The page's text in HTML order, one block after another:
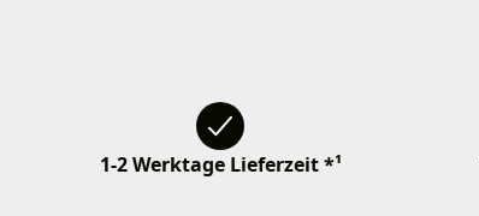
1-2 Werktage Lieferzeit *¹